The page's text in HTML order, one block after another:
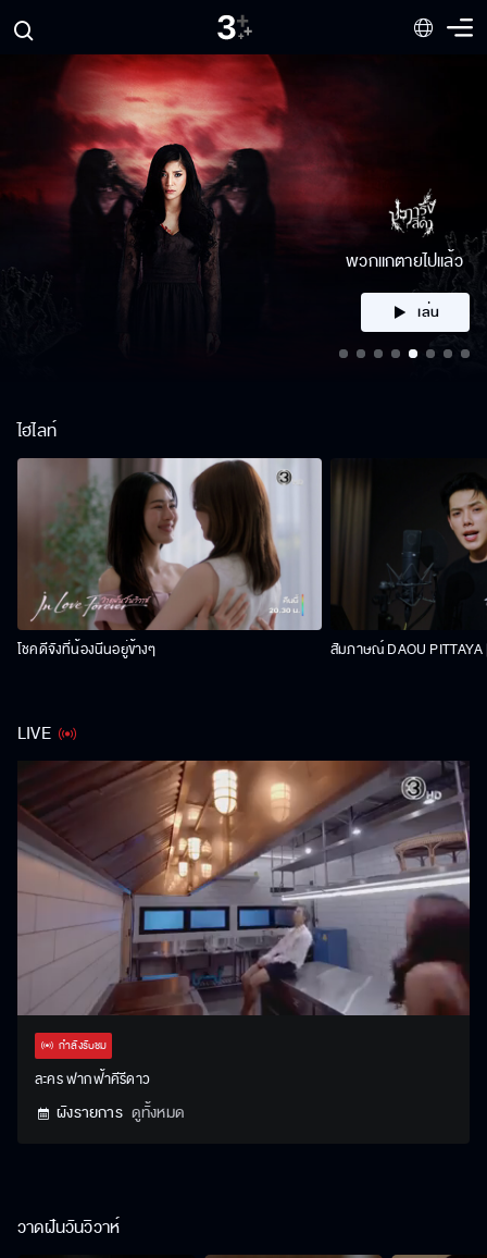
คลิก
ไฮไลท์
โชคดีจังที่น้องนีนอยู่ข้างๆ สัมภาษณ์ DAOU PITTAYA
LIVE
Unmute Stream Settings
กำลังรับชม
ละคร ฟากฟ้าคีรีดาว
ผังรายการ ดูทั้งหมด
วาดฝันวันวิวาห์